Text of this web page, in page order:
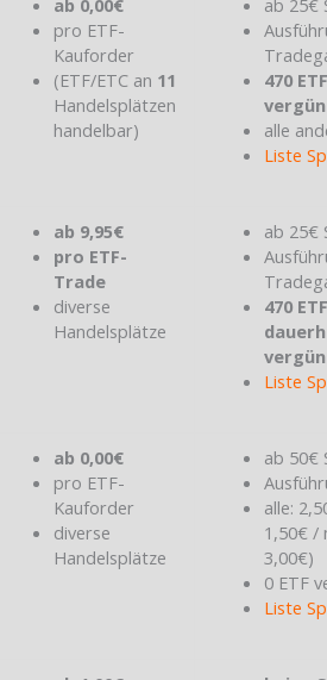
ab 0,00€
pro ETF-
Kauforder
(ETF/ETC an 11
Handelsplätzen
handelbar)
ab 25€
470
alle
Liste
ab 9,95€
pro ETF-
Trade
diverse
Handelsplätze
ab 25€
470
Liste
ab 0,00€
pro ETF-
Kauforder
diverse
Handelsplätze
ab 50€
alle:
1,50€ /
3,00€)
0 ETF
Liste